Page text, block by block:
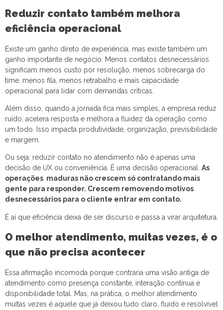
Reduzir contato também melhora
eficiência operacional
Existe um ganho direto de experiência, mas existe também um
ganho importante de negócio. Menos contatos desnecessários
significam menos custo por resolução, menos sobrecarga do
time, menos fila, menos retrabalho e mais capacidade
operacional para lidar com demandas críticas.
Além disso, quando a jornada fica mais simples, a empresa reduz
ruído, acelera resposta e melhora a fluidez da operação como
um todo. Isso impacta produtividade, organização, previsibilidade
e margem.
Ou seja: reduzir contato no atendimento não é apenas uma
decisão de UX ou conveniência. É uma decisão operacional. As
operações maduras não crescem só contratando mais
gente para responder. Crescem removendo motivos
desnecessários para o cliente entrar em contato.
É aí que eficiência deixa de ser discurso e passa a virar arquitetura.
O melhor atendimento, muitas vezes, é o
que não precisa acontecer
Essa afirmação incomoda porque contraria uma visão antiga de
atendimento como presença constante, interação contínua e
disponibilidade total. Mas, na prática, o melhor atendimento
muitas vezes é aquele que já deixou tudo claro, fluído e resolvível